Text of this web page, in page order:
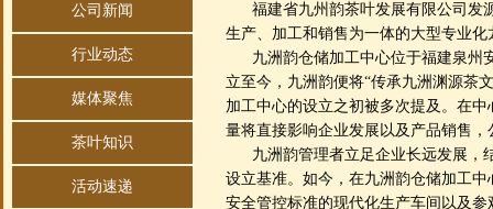
公司新闻
行业动态
媒体聚焦
茶叶知识
活动速递
福建省九州韵茶叶发展有限公司发
生产、加工和销售为一体的大型专业化
九洲韵仓储加工中心位于福建泉州安
立至今，九洲韵便将“传承九洲渊源茶
加工中心的设立之初被多次提及。在
量将直接影响企业发展以及产品销售
九洲韵管理者立足企业长远发展，
设立基准。如今，在九洲韵仓储加工
安全管控标准的现代化生产车间以及